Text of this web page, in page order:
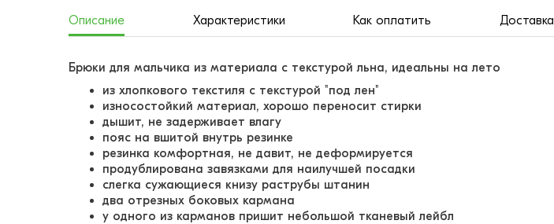
Описание Характеристики Как оплатить Доставка
Брюки для мальчика из материала с текстурой льна, идеальны на лето
из хлопкового текстиля с текстурой "под лен"
износостойкий материал, хорошо переносит стирки
дышит, не задерживает влагу
пояс на вшитой внутрь резинке
резинка комфортная, не давит, не деформируется
продублирована завязками для наилучшей посадки
слегка сужающиеся книзу раструбы штанин
два отрезных боковых кармана
у одного из карманов пришит небольшой тканевый лейбл